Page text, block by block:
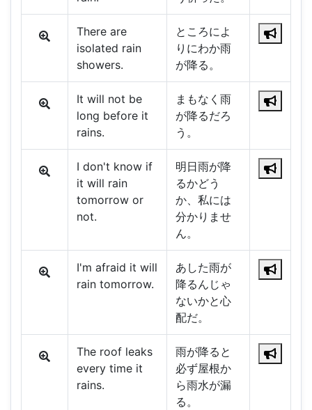
There are
isolated rain
showers.
ところによ
りにわか雨
が降る。
It will not be
long before it
rains.
まもなく雨
が降るだろ
う。
I don't know if
it will rain
tomorrow or
not.
明日雨が降
るかどう
か、私には
分かりませ
ん。
I'm afraid it will
rain tomorrow.
あした雨が
降るんじゃ
ないかと心
配だ。
The roof leaks
every time it
rains.
雨が降ると
必ず屋根か
ら雨水が漏
る。